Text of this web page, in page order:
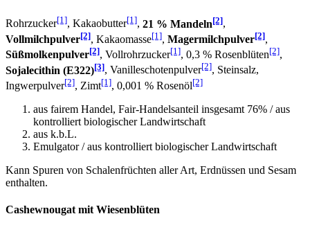
Rohrzucker[1], Kakaobutter[1], 21 % Mandeln[2],
Vollmilchpulver[2], Kakaomasse[1], Magermilchpulver[2],
Süßmolkenpulver[2], Vollrohrzucker[1], 0,3 % Rosenblüten[2],
Sojalecithin (E322)[3], Vanilleschotenpulver[2], Steinsalz,
Ingwerpulver[2], Zimt[1], 0,001 % Rosenöl[2]
aus fairem Handel, Fair-Handelsanteil insgesamt 76% / aus
kontrolliert biologischer Landwirtschaft
aus k.b.L.
Emulgator / aus kontrolliert biologischer Landwirtschaft
Kann Spuren von Schalenfrüchten aller Art, Erdnüssen und Sesam
enthalten.
Cashewnougat mit Wiesenblüten